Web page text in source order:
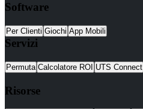
Software
Per Clienti Giochi App Mobili
Servizi
Permuta Calcolatore ROI UTS Connect
Risorse